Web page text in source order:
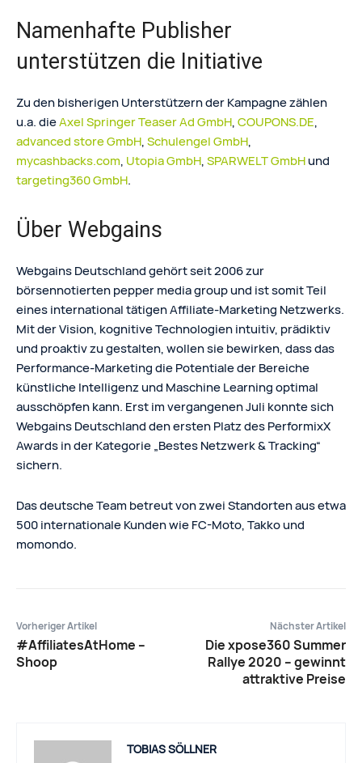
Namenhafte Publisher
unterstützen die Initiative
Zu den bisherigen Unterstützern der Kampagne zählen
u.a. dieAxel Springer Teaser Ad GmbH,COUPONS.DE,
advanced store GmbH,Schulengel GmbH,
mycashbacks.com, Utopia GmbH,SPARWELT GmbHund
targeting360 GmbH.
Über Webgains
Webgains Deutschland gehört seit 2006 zur
börsennotierten pepper media group und ist somit Teil
eines international tätigen Affiliate-Marketing Netzwerks.
Mit der Vision, kognitive Technologien intuitiv, prädiktiv
und proaktiv zu gestalten, wollen sie bewirken, dass das
Performance-Marketing die Potentiale der Bereiche
künstliche Intelligenz und Maschine Learning optimal
ausschöpfen kann. Erst im vergangenen Juli konnte sich
Webgains Deutschland den ersten Platz des PerformixX
Awards in der Kategorie „Bestes Netzwerk & Tracking“
sichern.
Das deutsche Team betreut von zwei Standorten aus etwa
500 internationale Kunden wie FC-Moto, Takko und
momondo.
Vorheriger Artikel
#AffiliatesAtHome –
Shoop
Nächster Artikel
Die xpose360 Summer
Rallye 2020 – gewinnt
attraktive Preise
TOBIAS SÖLLNER